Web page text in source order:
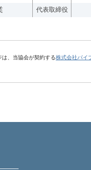
代表取締役
は、当協会が契約する株式会社パイ